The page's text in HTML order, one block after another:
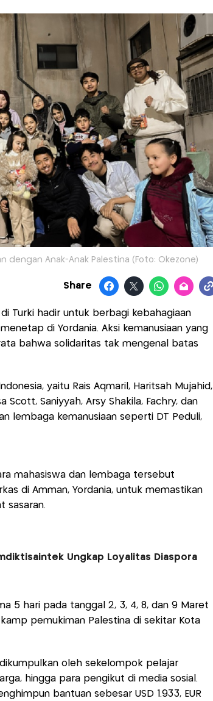
dengan Anak-Anak Palestina (Foto: Okezone)
Share
Turki hadir untuk berbagi kebahagiaan
di Yordania. Aksi kemanusiaan yang
bahwa solidaritas tak mengenal batas
yaitu Rais Aqmaril, Haritsah Mujahid,
Scott, Saniyyah, Arsy Shakila, Fachry, dan
lembaga kemanusiaan seperti DT Peduli,
mahasiswa dan lembaga tersebut
di Amman, Yordania, untuk memastikan
sasaran.
Ungkap Loyalitas Diaspora
5 hari pada tanggal 2, 3, 4, 8, dan 9 Maret
pemukiman Palestina di sekitar Kota
oleh sekelompok pelajar
hingga para pengikut di media sosial.
bantuan sebesar USD 1.933, EUR